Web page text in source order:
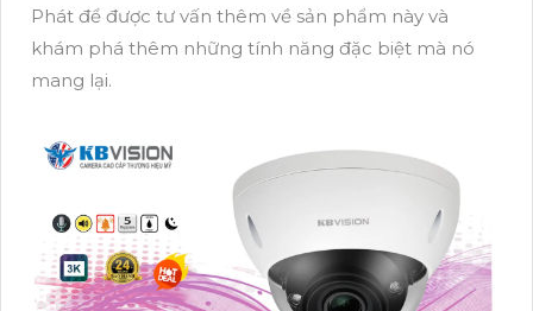
Phát để được tư vấn thêm về sản phẩm này và
khám phá thêm những tính năng đặc biệt mà nó
mang lại.